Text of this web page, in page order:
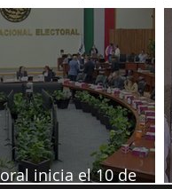
por muerte de
inicia el 10 de